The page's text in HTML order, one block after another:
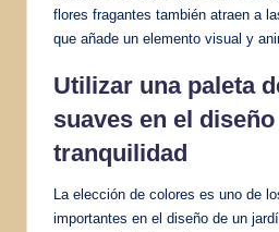
flores fragantes también atraen a
que añade un elemento visual y
Utilizar una paleta
suaves en el
tranquilidad
La elección de colores es uno de
importantes en el diseño de un